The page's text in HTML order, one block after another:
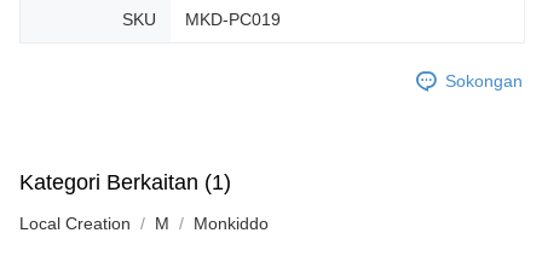
SKU MKD-PC019
Sokongan
Kategori Berkaitan (1)
Local Creation M Monkiddo